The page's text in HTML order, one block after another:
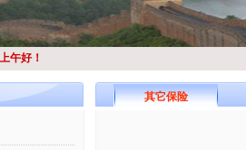
上午好！
其它保险